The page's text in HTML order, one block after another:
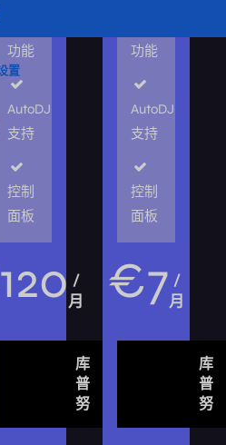
功能
AutoDJ
支持
控制
面板
120 /
月
库
普
努
功能
AutoDJ
支持
控制
面板
€7 /
月
库
普
努